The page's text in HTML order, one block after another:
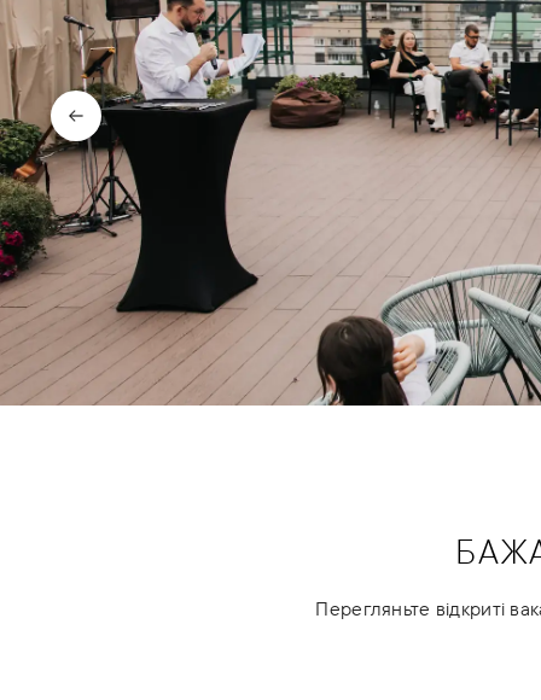
Перегляньте відкриті